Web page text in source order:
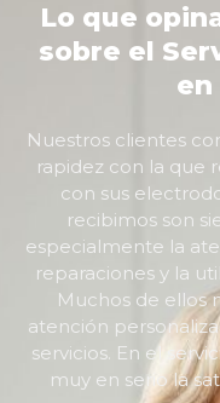
Lo que
sobre el
en
Nuestros clientes
rapidez con la que
con sus
recibimos son
especialmente la
reparaciones y la
Muchos de ellos
atención
servicios. En el
muy en serio la